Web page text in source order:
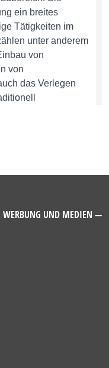
WERBUNG UND MEDIEN —